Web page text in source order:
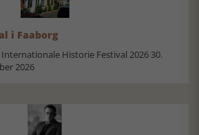
i Faaborg
Internationale Historie Festival 2026 30.
2026